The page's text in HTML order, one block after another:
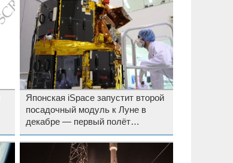
Японская iSpace запустит второй
посадочный модуль к Луне в
декабре — первый полёт
закончился крушением